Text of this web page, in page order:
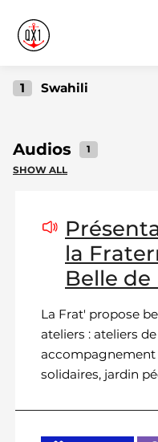
1 Swahili
Audios
1
SHOW ALL
la
Belle de
La Frat' propose
ateliers : ateliers
accompagnement
solidaires, jardin